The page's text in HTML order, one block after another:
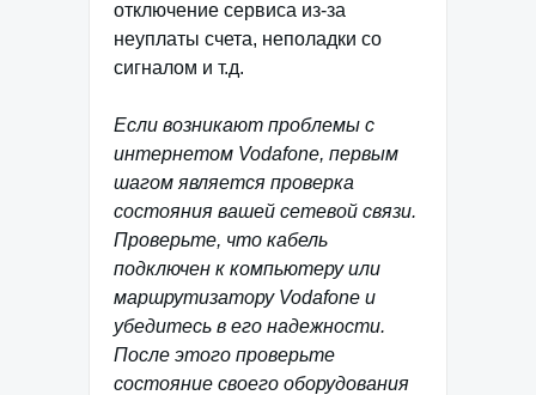
отключение сервиса из-за
неуплаты счета, неполадки со
сигналом и т.д.
Если возникают проблемы с
интернетом Vodafone, первым
шагом является проверка
состояния вашей сетевой связи.
Проверьте, что кабель
подключен к компьютеру или
маршрутизатору Vodafone и
убедитесь в его надежности.
После этого проверьте
состояние своего оборудования